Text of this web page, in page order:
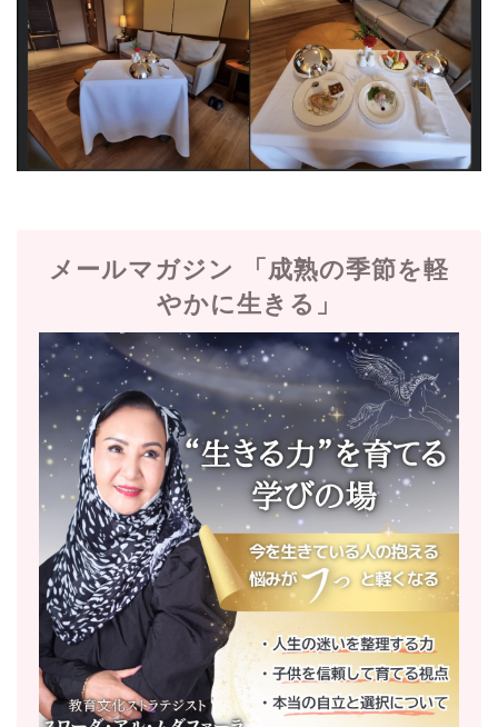
メールマガジン 「成熟の季節を軽
やかに生きる」